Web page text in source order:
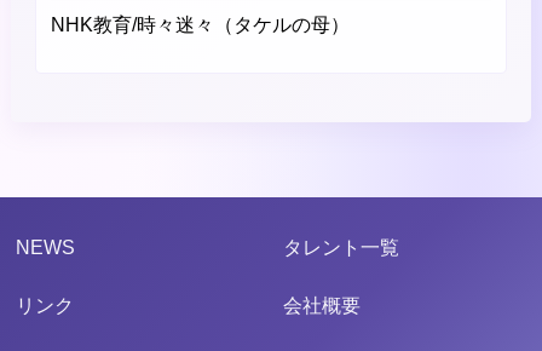
NHK教育/時々迷々（タケルの母）
NEWS タレント一覧
リンク 会社概要